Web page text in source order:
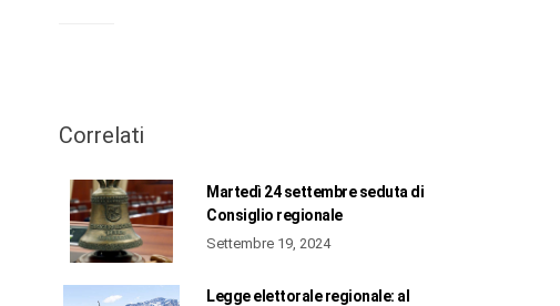
Correlati
Martedì 24 settembre seduta di
Consiglio regionale
Settembre 19, 2024
Legge elettorale regionale: al